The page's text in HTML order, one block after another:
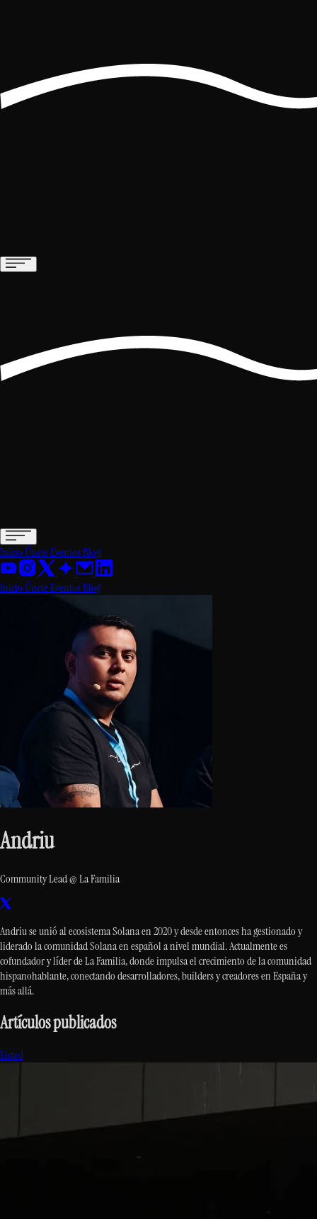
InicioÚneteEventosBlog
InicioÚneteEventosBlog
Andriu
Community Lead @ La Familia
Andriu se unió al ecosistema Solana en 2020 y desde entonces ha gestionado y
liderado la comunidad Solana en español a nivel mundial. Actualmente es
cofundador y líder de La Familia, donde impulsa el crecimiento de la comunidad
hispanohablante, conectando desarrolladores, builders y creadores en España y
más allá.
Artículos publicados
Listed